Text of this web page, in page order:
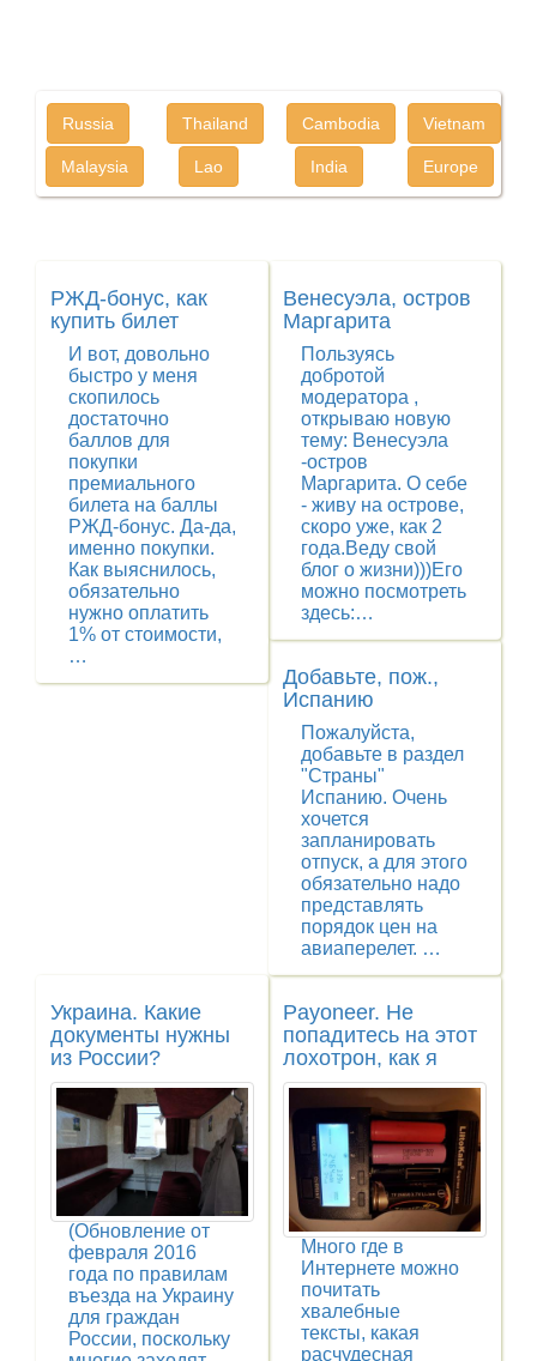
Russia Thailand Cambodia Vietnam
Malaysia Lao India Europe
РЖД-бонус, как
купить билет
И вот, довольно
быстро у меня
скопилось
достаточно
баллов для
покупки
премиального
билета на баллы
РЖД-бонус. Да-да,
именно покупки.
Как выяснилось,
обязательно
нужно оплатить
1% от стоимости,
…
Венесуэла, остров
Маргарита
Пользуясь
добротой
модератора ,
открываю новую
тему: Венесуэла
-остров
Маргарита. О себе
- живу на острове,
скоро уже, как 2
года.Веду свой
блог о жизни)))Его
можно посмотреть
здесь:…
Добавьте, пож.,
Испанию
Пожалуйста,
добавьте в раздел
"Страны"
Испанию. Очень
хочется
запланировать
отпуск, а для этого
обязательно надо
представлять
порядок цен на
авиаперелет. …
Украина. Какие
документы нужны
из России?
(Обновление от
февраля 2016
года по правилам
въезда на Украину
для граждан
России, поскольку
Payoneer. Не
попадитесь на этот
лохотрон, как я
Много где в
Интернете можно
почитать
хвалебные
тексты, какая
расчудесная